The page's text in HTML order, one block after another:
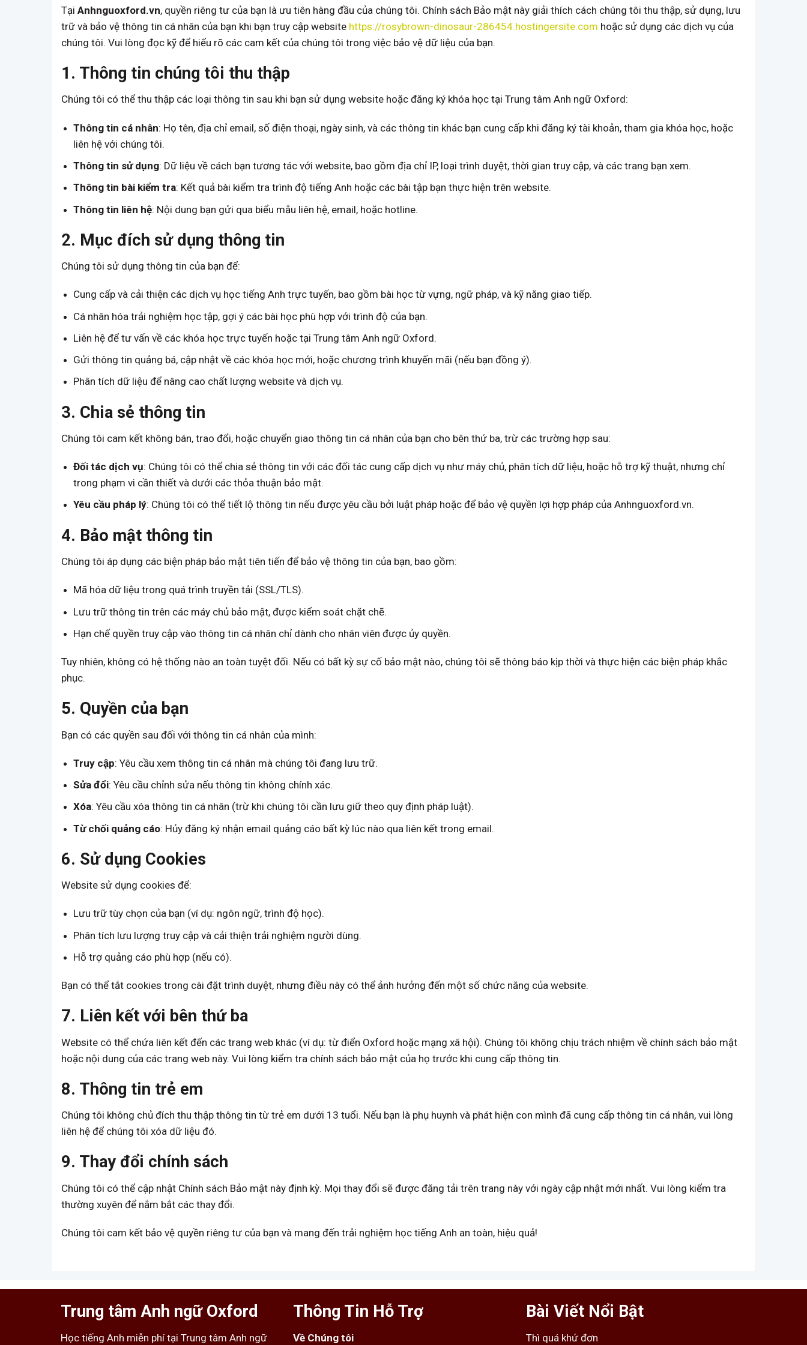
Tại Anhnguoxford.vn, quyền riêng tư của bạn là ưu tiên hàng đầu của chúng tôi. Chính sách Bảo mật này giải thích cách chúng tôi thu thập, sử dụng, lưu
trữ và bảo vệ thông tin cá nhân của bạn khi bạn truy cập website https://rosybrown-dinosaur-286454.hostingersite.com hoặc sử dụng các dịch vụ của
chúng tôi. Vui lòng đọc kỹ để hiểu rõ các cam kết của chúng tôi trong việc bảo vệ dữ liệu của bạn.
1. Thông tin chúng tôi thu thập
Chúng tôi có thể thu thập các loại thông tin sau khi bạn sử dụng website hoặc đăng ký khóa học tại Trung tâm Anh ngữ Oxford:
Thông tin cá nhân: Họ tên, địa chỉ email, số điện thoại, ngày sinh, và các thông tin khác bạn cung cấp khi đăng ký tài khoản, tham gia khóa học, hoặc
liên hệ với chúng tôi.
Thông tin sử dụng: Dữ liệu về cách bạn tương tác với website, bao gồm địa chỉ IP, loại trình duyệt, thời gian truy cập, và các trang bạn xem.
Thông tin bài kiểm tra: Kết quả bài kiểm tra trình độ tiếng Anh hoặc các bài tập bạn thực hiện trên website.
Thông tin liên hệ: Nội dung bạn gửi qua biểu mẫu liên hệ, email, hoặc hotline.
2. Mục đích sử dụng thông tin
Chúng tôi sử dụng thông tin của bạn để:
Cung cấp và cải thiện các dịch vụ học tiếng Anh trực tuyến, bao gồm bài học từ vựng, ngữ pháp, và kỹ năng giao tiếp.
Cá nhân hóa trải nghiệm học tập, gợi ý các bài học phù hợp với trình độ của bạn.
Liên hệ để tư vấn về các khóa học trực tuyến hoặc tại Trung tâm Anh ngữ Oxford.
Gửi thông tin quảng bá, cập nhật về các khóa học mới, hoặc chương trình khuyến mãi (nếu bạn đồng ý).
Phân tích dữ liệu để nâng cao chất lượng website và dịch vụ.
3. Chia sẻ thông tin
Chúng tôi cam kết không bán, trao đổi, hoặc chuyển giao thông tin cá nhân của bạn cho bên thứ ba, trừ các trường hợp sau:
Đối tác dịch vụ: Chúng tôi có thể chia sẻ thông tin với các đối tác cung cấp dịch vụ như máy chủ, phân tích dữ liệu, hoặc hỗ trợ kỹ thuật, nhưng chỉ
trong phạm vi cần thiết và dưới các thỏa thuận bảo mật.
Yêu cầu pháp lý: Chúng tôi có thể tiết lộ thông tin nếu được yêu cầu bởi luật pháp hoặc để bảo vệ quyền lợi hợp pháp của Anhnguoxford.vn.
4. Bảo mật thông tin
Chúng tôi áp dụng các biện pháp bảo mật tiên tiến để bảo vệ thông tin của bạn, bao gồm:
Mã hóa dữ liệu trong quá trình truyền tải (SSL/TLS).
Lưu trữ thông tin trên các máy chủ bảo mật, được kiểm soát chặt chẽ.
Hạn chế quyền truy cập vào thông tin cá nhân chỉ dành cho nhân viên được ủy quyền.
Tuy nhiên, không có hệ thống nào an toàn tuyệt đối. Nếu có bất kỳ sự cố bảo mật nào, chúng tôi sẽ thông báo kịp thời và thực hiện các biện pháp khắc
phục.
5. Quyền của bạn
Bạn có các quyền sau đối với thông tin cá nhân của mình:
Truy cập: Yêu cầu xem thông tin cá nhân mà chúng tôi đang lưu trữ.
Sửa đổi: Yêu cầu chỉnh sửa nếu thông tin không chính xác.
Xóa: Yêu cầu xóa thông tin cá nhân (trừ khi chúng tôi cần lưu giữ theo quy định pháp luật).
Từ chối quảng cáo: Hủy đăng ký nhận email quảng cáo bất kỳ lúc nào qua liên kết trong email.
6. Sử dụng Cookies
Website sử dụng cookies để:
Lưu trữ tùy chọn của bạn (ví dụ: ngôn ngữ, trình độ học).
Phân tích lưu lượng truy cập và cải thiện trải nghiệm người dùng.
Hỗ trợ quảng cáo phù hợp (nếu có).
Bạn có thể tắt cookies trong cài đặt trình duyệt, nhưng điều này có thể ảnh hưởng đến một số chức năng của website.
7. Liên kết với bên thứ ba
Website có thể chứa liên kết đến các trang web khác (ví dụ: từ điển Oxford hoặc mạng xã hội). Chúng tôi không chịu trách nhiệm về chính sách bảo mật
hoặc nội dung của các trang web này. Vui lòng kiểm tra chính sách bảo mật của họ trước khi cung cấp thông tin.
8. Thông tin trẻ em
Chúng tôi không chủ đích thu thập thông tin từ trẻ em dưới 13 tuổi. Nếu bạn là phụ huynh và phát hiện con mình đã cung cấp thông tin cá nhân, vui lòng
liên hệ để chúng tôi xóa dữ liệu đó.
9. Thay đổi chính sách
Chúng tôi có thể cập nhật Chính sách Bảo mật này định kỳ. Mọi thay đổi sẽ được đăng tải trên trang này với ngày cập nhật mới nhất. Vui lòng kiểm tra
thường xuyên để nắm bắt các thay đổi.
Chúng tôi cam kết bảo vệ quyền riêng tư của bạn và mang đến trải nghiệm học tiếng Anh an toàn, hiệu quả!
Trung tâm Anh ngữ Oxford
Học tiếng Anh miễn phí tại Trung tâm Anh ngữ
Thông Tin Hỗ Trợ
Về Chúng tôi
Bài Viết Nổi Bật
Thì quá khứ đơn